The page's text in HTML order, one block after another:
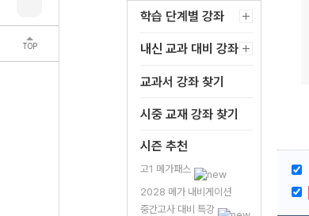
TOP
학습 단계별 강좌
내신 교과 대비 강좌
교과서 강좌 찾기
시중 교재 강좌 찾기
시즌 추천
고1 메가패스
2028 메가 내비게이션
중간고사 대비 특강